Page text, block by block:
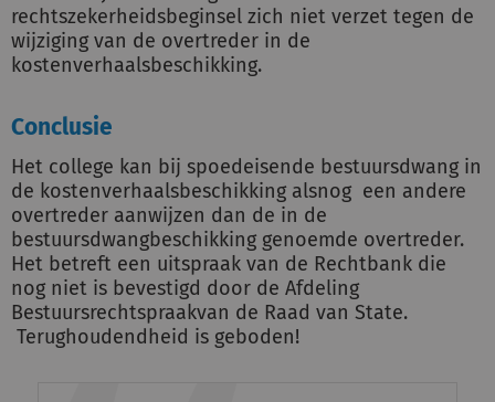
rechtszekerheidsbeginsel zich niet verzet tegen de
wijziging van de overtreder in de
kostenverhaalsbeschikking.
Conclusie
Het college kan bij spoedeisende bestuursdwang in
de kostenverhaalsbeschikking alsnog een andere
overtreder aanwijzen dan de in de
bestuursdwangbeschikking genoemde overtreder.
Het betreft een uitspraak van de Rechtbank die
nog niet is bevestigd door de Afdeling
Bestuursrechtspraakvan de Raad van State.
Terughoudendheid is geboden!